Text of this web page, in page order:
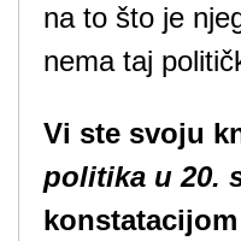
na to što je
nema taj
Vi ste svoju
politika u 20.